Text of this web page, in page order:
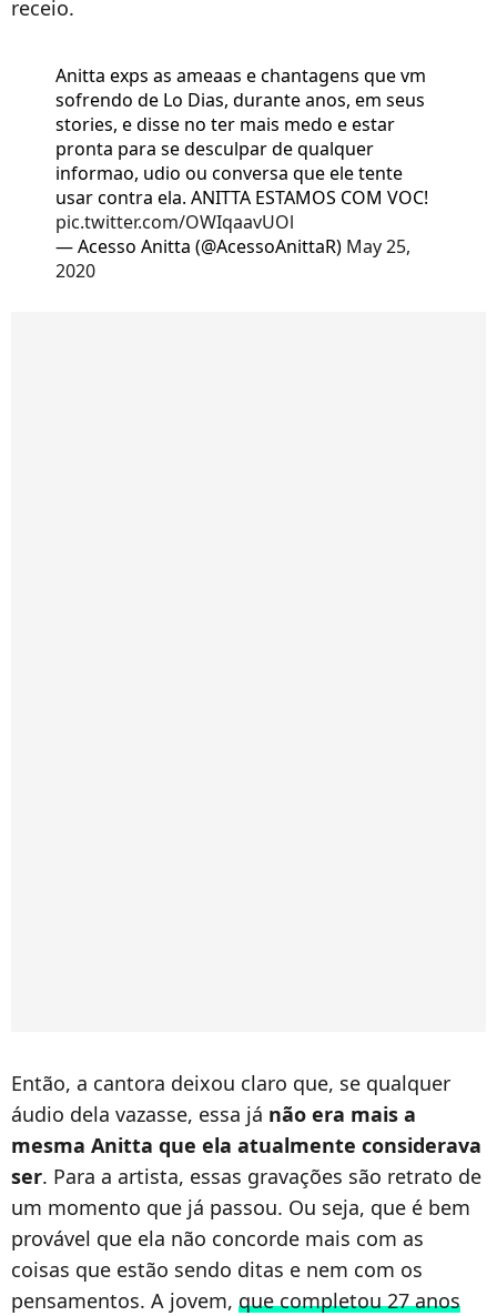
receio.
Anitta exps as ameaas e chantagens que vm
sofrendo de Lo Dias, durante anos, em seus
stories, e disse no ter mais medo e estar
pronta para se desculpar de qualquer
informao, udio ou conversa que ele tente
usar contra ela. ANITTA ESTAMOS COM VOC!
pic.twitter.com/OWIqaavUOl
— Acesso Anitta (@AcessoAnittaR) May 25,
2020
Então, a cantora deixou claro que, se qualquer
áudio dela vazasse, essa já não era mais a
mesma Anitta que ela atualmente considerava
ser. Para a artista, essas gravações são retrato de
um momento que já passou. Ou seja, que é bem
provável que ela não concorde mais com as
coisas que estão sendo ditas e nem com os
pensamentos. A jovem, que completou 27 anos